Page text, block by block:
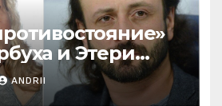
и Этери
Кто же
одеяло» на
ANDRII